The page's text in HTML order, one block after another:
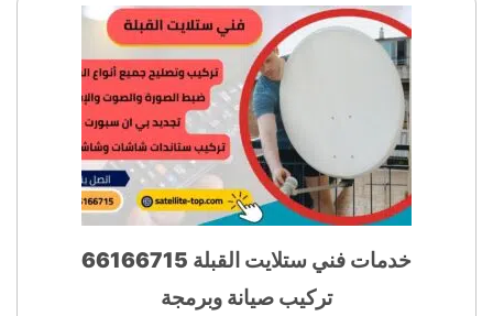
خدمات فني ستلايت القبلة 66166715
تركيب صيانة وبرمجة